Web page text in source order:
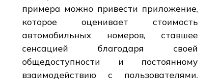
примера можно привести приложение,
которое оценивает стоимость
автомобильных номеров, ставшее
сенсацией благодаря своей
общедоступности и постоянному
взаимодействию с пользователями.